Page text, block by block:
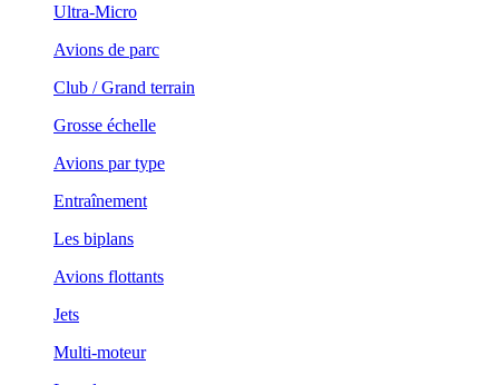
Ultra-Micro
Avions de parc
Club / Grand terrain
Grosse échelle
Avions par type
Entraînement
Les biplans
Avions flottants
Jets
Multi-moteur